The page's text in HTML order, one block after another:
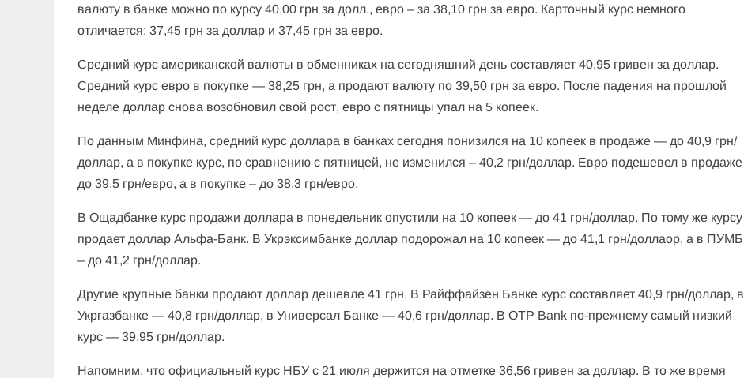
валюту в банке можно по курсу 40,00 грн за долл., евро – за 38,10 грн за евро. Карточный курс немного
отличается: 37,45 грн за доллар и 37,45 грн за евро.
Средний курс американской валюты в обменниках на сегодняшний день составляет 40,95 гривен за доллар.
Средний курс евро в покупке — 38,25 грн, а продают валюту по 39,50 грн за евро. После падения на прошлой
неделе доллар снова возобновил свой рост, евро с пятницы упал на 5 копеек.
По данным Минфина, средний курс доллара в банках сегодня понизился на 10 копеек в продаже — до 40,9 грн/
доллар, а в покупке курс, по сравнению с пятницей, не изменился – 40,2 грн/доллар. Евро подешевел в продаже
до 39,5 грн/евро, а в покупке – до 38,3 грн/евро.
В Ощадбанке курс продажи доллара в понедельник опустили на 10 копеек — до 41 грн/доллар. По тому же курсу
продает доллар Альфа-Банк. В Укрэксимбанке доллар подорожал на 10 копеек — до 41,1 грн/доллаор, а в ПУМБ
– до 41,2 грн/доллар.
Другие крупные банки продают доллар дешевле 41 грн. В Райффайзен Банке курс составляет 40,9 грн/доллар, в
Укргазбанке — 40,8 грн/доллар, в Универсал Банке — 40,6 грн/доллар. В OTP Bank по-прежнему самый низкий
курс — 39,95 грн/доллар.
Напомним, что официальный курс НБУ с 21 июля держится на отметке 36,56 гривен за доллар. В то же время